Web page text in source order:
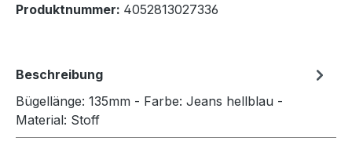
Produktnummer: 4052813027336
Beschreibung
Bügellänge: 135mm - Farbe: Jeans hellblau -
Material: Stoff